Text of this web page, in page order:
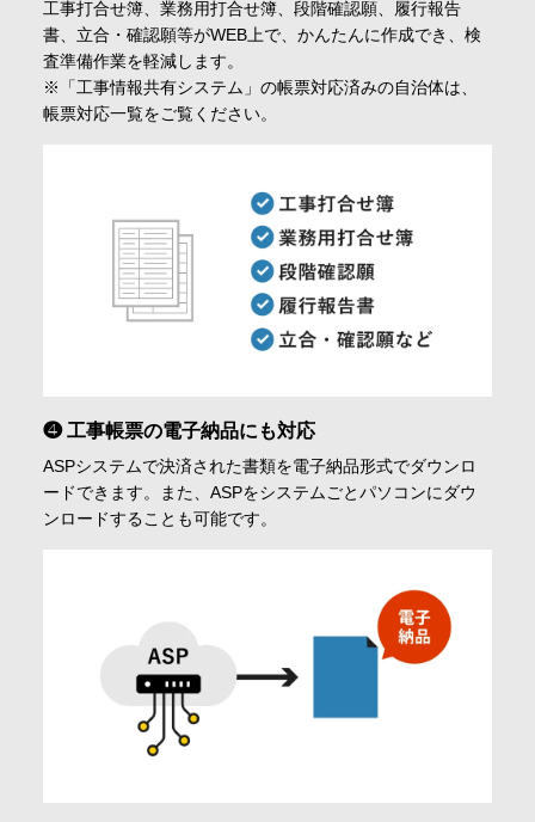
工事打合せ簿、業務用打合せ簿、段階確認願、履行報告
書、立合・確認願等がWEB上で、かんたんに作成でき、検
査準備作業を軽減します。
※「工事情報共有システム」の帳票対応済みの自治体は、
帳票対応一覧をご覧ください。
❹ 工事帳票の電子納品にも対応
ASPシステムで決済された書類を電子納品形式でダウンロ
ードできます。また、ASPをシステムごとパソコンにダウ
ンロードすることも可能です。